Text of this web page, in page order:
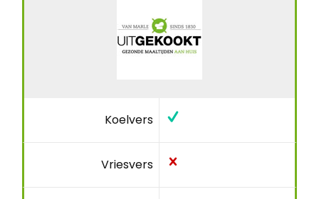
Koelvers
Vriesvers